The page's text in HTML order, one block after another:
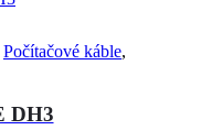
Počítačové káble,
DH3